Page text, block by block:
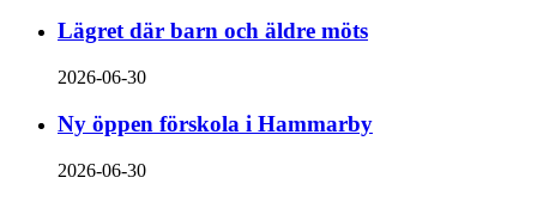
Lägret där barn och äldre möts
2026-06-30
Ny öppen förskola i Hammarby
2026-06-30